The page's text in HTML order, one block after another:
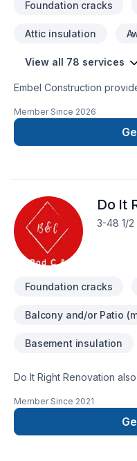
Foundation cracks
Attic insulation
View all 78 services
Embel Construction
transparency, and expert
complexities of building,
with precision, on
Member Since 2026
Do It
3-48 1/2
Foundation cracks
Balcony and/or Patio
Basement insulation
Do It Right Renovation
do drywall repair, flooring
also do kitchen
basements foundations.
Member Since 2021